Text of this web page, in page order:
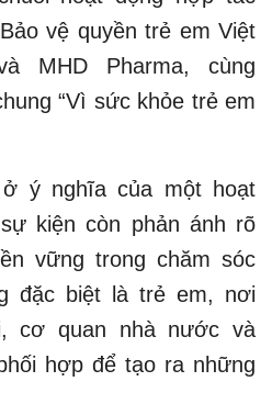
vệ quyền trẻ em Việt
MHD Pharma, cùng
“Vì sức khỏe trẻ em
ý nghĩa của một hoạt
kiện còn phản ánh rõ
vững trong chăm sóc
đặc biệt là trẻ em, nơi
cơ quan nhà nước và
hợp để tạo ra những